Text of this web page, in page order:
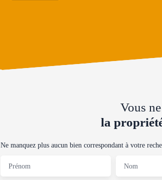
Vous
la
Ne manquez plus aucun bien correspondant à votre
Prénom Nom